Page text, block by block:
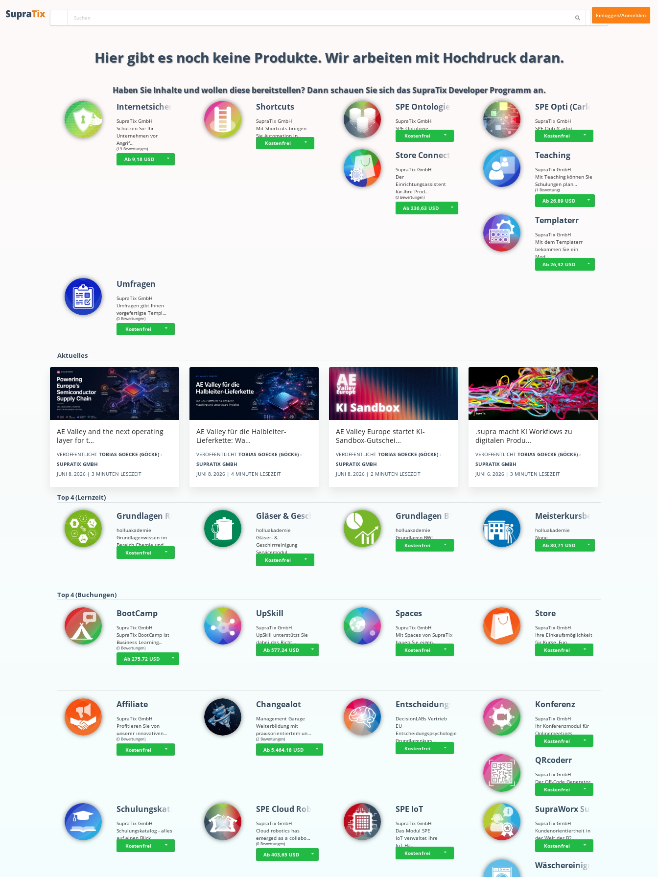
Einloggen/Anmelden
Hier gibt es noch keine Produkte. Wir arbeiten mit Hochdruck daran.
Haben Sie Inhalte und wollen diese bereitstellen? Dann schauen Sie sich dasSupraTix Developer Programman.
Internetsicherh…
SupraTix GmbH
Schützen Sie Ihr
Unternehmen vor
Angrif…
☆☆☆☆☆
(19 Bewertungen)
Ab 9,18 USD
Shortcuts
SupraTix GmbH
Mit Shortcuts bringen
Sie Automation in…
Kostenfrei
SPE Ontologie
SupraTix GmbH
SPE Ontologie
Kostenfrei
SPE Opti (Carlo)
SupraTix GmbH
SPE Opti (Carlo)
Kostenfrei
Store Connect
SupraTix GmbH
Der
Einrichtungsassistent
für Ihre Prod…
☆☆☆ ☆☆
(0 Bewertungen)
Ab 236,63 USD
Teaching
SupraTix GmbH
Mit Teaching können Sie
Schulungen plan…
☆☆ ☆☆☆
(1 Bewertung)
Ab 26,89 USD
Templaterr
SupraTix GmbH
Mit dem Templaterr
bekommen Sie ein
Mod…
Ab 26,32 USD
Umfragen
SupraTix GmbH
Umfragen gibt Ihnen
vorgefertigte Templ…
☆☆☆☆☆
(0 Bewertungen)
Kostenfrei
Aktuelles
AE Valley and the next operating
layer for t…
VERÖFFENTLICHT TOBIAS GOECKE (GÖCKE) -
SUPRATIX GMBH
JUNI 8, 2026 | 3 MINUTEN LESEZEIT
AE Valley für die Halbleiter-
Lieferkette: Wa…
VERÖFFENTLICHT TOBIAS GOECKE (GÖCKE) -
SUPRATIX GMBH
JUNI 8, 2026 | 4 MINUTEN LESEZEIT
AE Valley Europe startet KI-
Sandbox-Gutschei…
VERÖFFENTLICHT TOBIAS GOECKE (GÖCKE) -
SUPRATIX GMBH
JUNI 8, 2026 | 2 MINUTEN LESEZEIT
.supra macht KI Workflows zu
digitalen Produ…
VERÖFFENTLICHT TOBIAS GOECKE (GÖCKE) -
SUPRATIX GMBH
JUNI 6, 2026 | 3 MINUTEN LESEZEIT
Top 4 (Lernzeit)
Grundlagen Rein…
holluakademie
Grundlagenwissen im
Bereich Chemie und …
Kostenfrei
Gläser & Geschi…
holluakademie
Gläser- &
Geschirrreinigung
Servicemodul
Kostenfrei
Grundlagen BWL
holluakademie
Grundlagen BWL
Kostenfrei
Meisterkursbegl…
holluakademie
None
Ab 80,71 USD
Top 4 (Buchungen)
BootCamp
SupraTix GmbH
SupraTix BootCamp ist
Business Learning…
☆☆☆☆ ☆
(0 Bewertungen)
Ab 275,72 USD
UpSkill
SupraTix GmbH
UpSkill unterstützt Sie
dabei das Richt…
Ab 577,24 USD
Spaces
SupraTix GmbH
Mit Spaces von SupraTix
bauen Sie eigen…
Kostenfrei
Store
SupraTix GmbH
Ihre Einkaufsmöglichkeit
für Kurse, Fun…
Kostenfrei
Affiliate
SupraTix GmbH
Profitieren Sie von
unserer innovativen…
☆☆☆☆☆
(0 Bewertungen)
Kostenfrei
Changealot
Management Garage
Weiterbildung mit
praxisorientiertem un…
☆☆☆ ☆☆
(2 Bewertungen)
Ab 5.464,18 USD
Entscheidungsps…
DecisionLABs Vertrieb
EU
Entscheidungspsychologie
Grundlagenkurs…
Kostenfrei
Konferenz
SupraTix GmbH
Ihr Konferenzmodul für
Onlinemeetings
Kostenfrei
QRcoderr
SupraTix GmbH
Der QR-Code Generator
Kostenfrei
Schulungskatalog
SupraTix GmbH
Schulungskatalog - alles
auf einen Blick
Kostenfrei
SPE Cloud Robot…
SupraTix GmbH
Cloud robotics has
emerged as a collabo…
☆☆☆☆☆
(0 Bewertungen)
Ab 403,65 USD
SPE IoT
SupraTix GmbH
Das Modul SPE
IoT verwaltet ihre
IoT Ha…
Kostenfrei
SupraWorx Suppo…
SupraTix GmbH
Kundenorientiertheit in
der Welt der B2…
Kostenfrei
Wäschereinigung…